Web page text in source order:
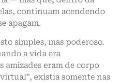
continuam acendendo
apagam.
simples, mas poderoso.
a vida era
amizades eram de corpo
existia somente nas